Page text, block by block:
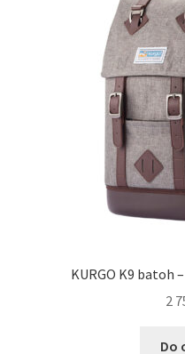
KURGO K9 batoh –
2
Do